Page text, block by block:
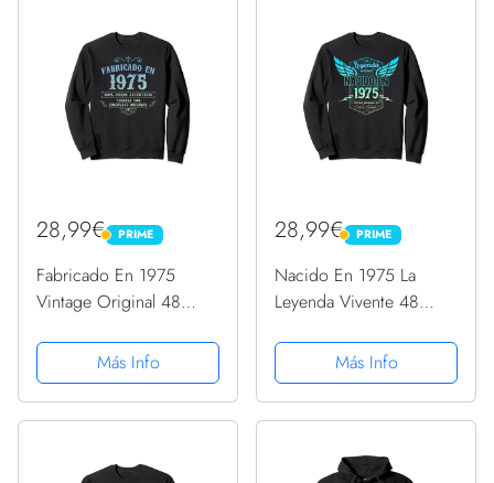
28,99€ PRIME
PRIME
Fabricado En 1975
Vintage Original 48
Más Info
28,99€ PRIME
PRIME
Nacido En 1975 La
Leyenda Vivente 48
Más Info